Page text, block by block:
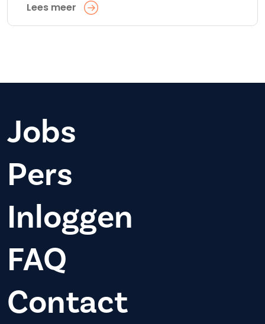
Lees meer
Jobs
Pers
Inloggen
FAQ
Contact